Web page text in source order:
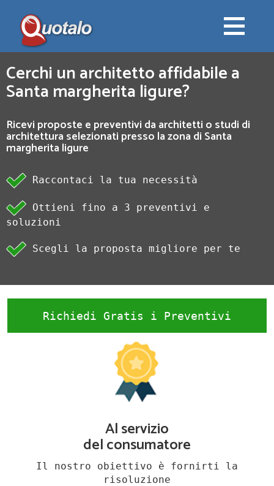
Cerchi un architetto affidabile a
Santa margherita ligure?
Ricevi proposte e preventivi da architetti o studi di
architettura selezionati presso la zona di Santa
margherita ligure
Raccontaci la tua necessità
Ottieni fino a 3 preventivi e
soluzioni
Scegli la proposta migliore per te
Richiedi Gratis i Preventivi
Al servizio
del consumatore
Il nostro obiettivo è fornirti la
risoluzione